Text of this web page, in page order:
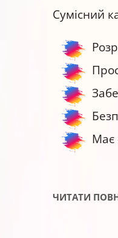
Сумісний
Має
ЧИТАТИ